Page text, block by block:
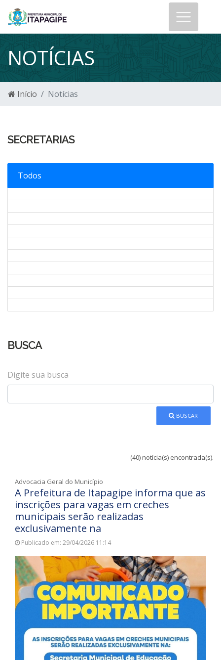
NOTÍCIAS
Início Notícias
SECRETARIAS
Todos
BUSCA
Digite sua busca
BUSCAR
(40) notícia(s) encontrada(s).
Advocacia Geral do Município
A Prefeitura de Itapagipe informa que as
inscrições para vagas em creches
municipais serão realizadas
exclusivamente na
Publicado em: 29/04/2026 11:14